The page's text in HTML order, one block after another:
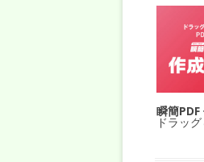
瞬簡
ドラッ